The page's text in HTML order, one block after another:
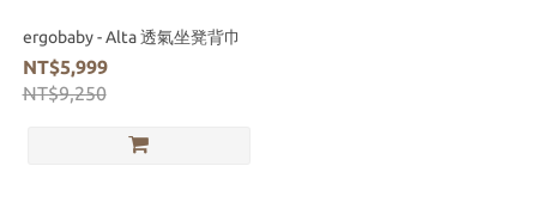
ergobaby - Alta 透氣坐凳背巾
NT$5,999
NT$9,250